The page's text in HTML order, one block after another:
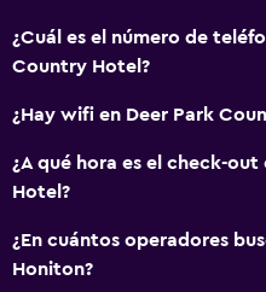
¿Cuál es el número de
Country Hotel?
¿Hay wifi en Deer Park
¿A qué hora es el check-
Hotel?
¿En cuántos operadores
Honiton?